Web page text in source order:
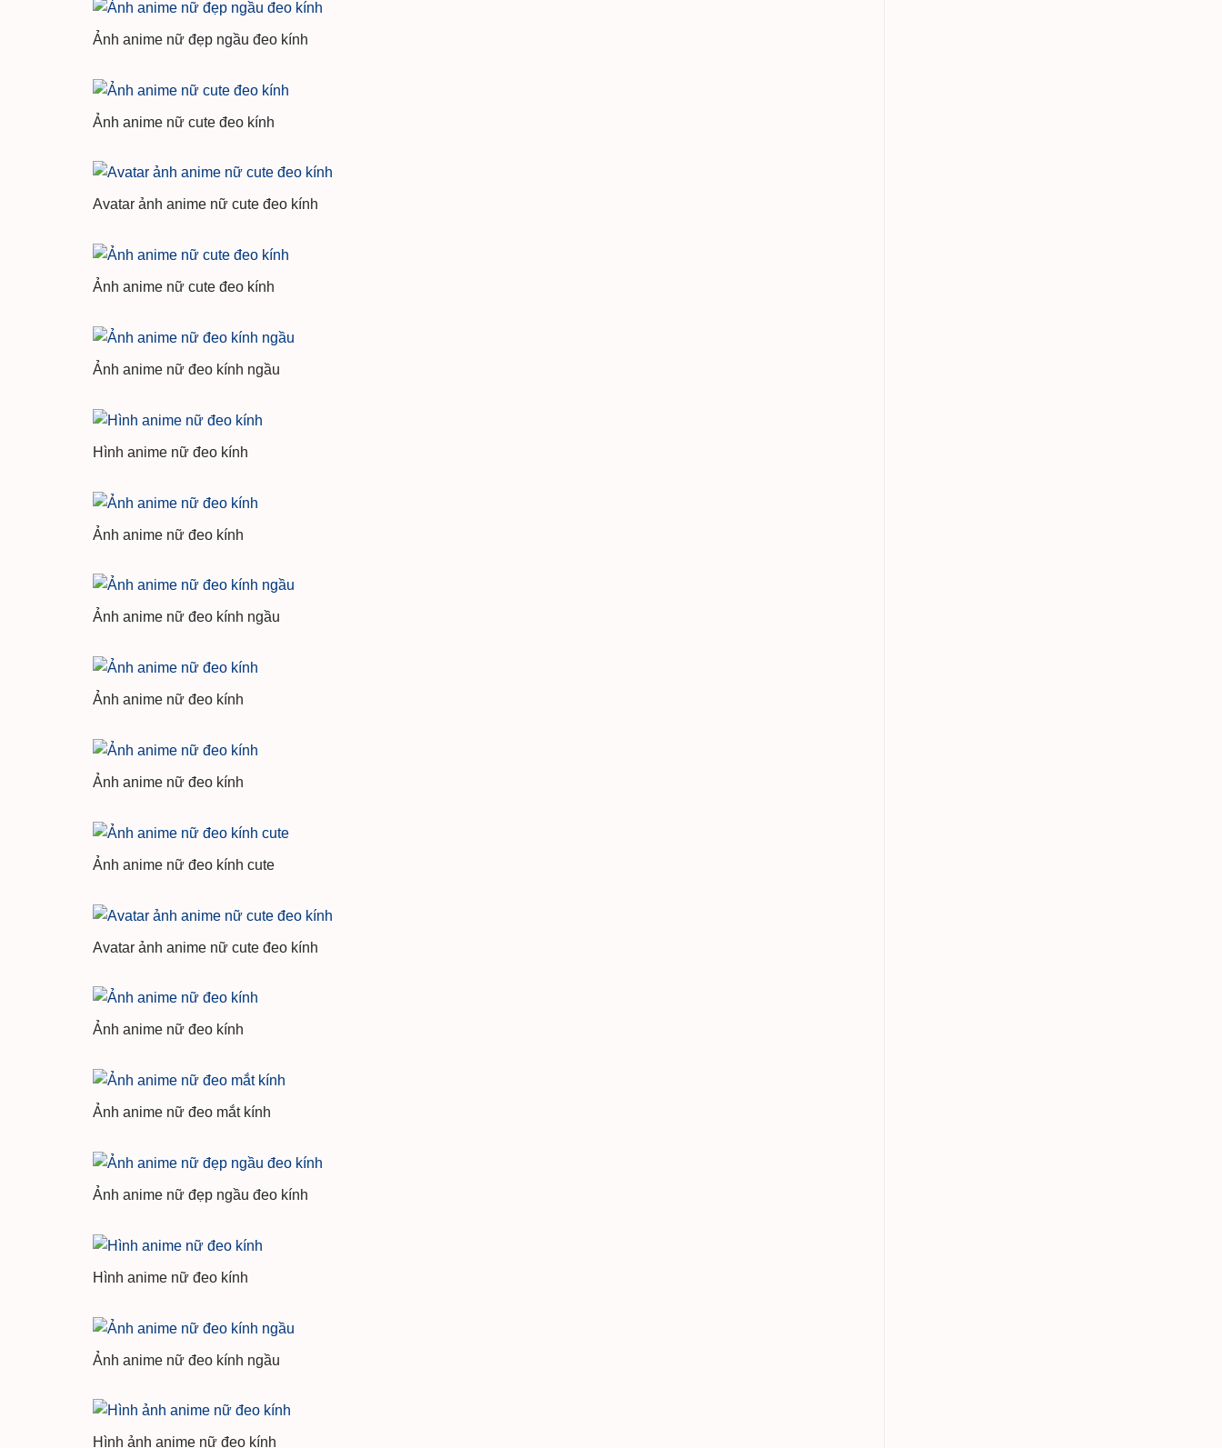
Ảnh anime nữ đẹp ngầu đeo kính
Ảnh anime nữ cute đeo kính
Avatar ảnh anime nữ cute đeo kính
Ảnh anime nữ cute đeo kính
Ảnh anime nữ đeo kính ngầu
Hình anime nữ đeo kính
Ảnh anime nữ đeo kính
Ảnh anime nữ đeo kính ngầu
Ảnh anime nữ đeo kính
Ảnh anime nữ đeo kính
Ảnh anime nữ đeo kính cute
Avatar ảnh anime nữ cute đeo kính
Ảnh anime nữ đeo kính
Ảnh anime nữ đeo mắt kính
Ảnh anime nữ đẹp ngầu đeo kính
Hình anime nữ đeo kính
Ảnh anime nữ đeo kính ngầu
Hình ảnh anime nữ đeo kính